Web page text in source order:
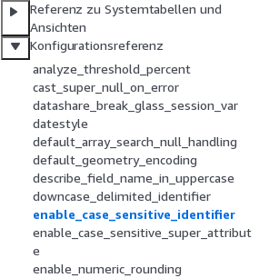
Referenz zu Systemtabellen und
Ansichten
Konfigurationsreferenz
analyze_threshold_percent
cast_super_null_on_error
datashare_break_glass_session_var
datestyle
default_array_search_null_handling
default_geometry_encoding
describe_field_name_in_uppercase
downcase_delimited_identifier
enable_case_sensitive_identifier
enable_case_sensitive_super_attribut
e
enable_numeric_rounding